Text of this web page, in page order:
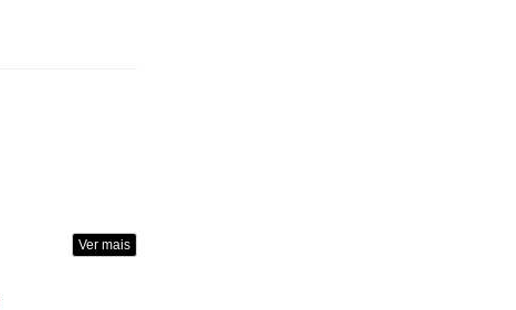
Ver mais